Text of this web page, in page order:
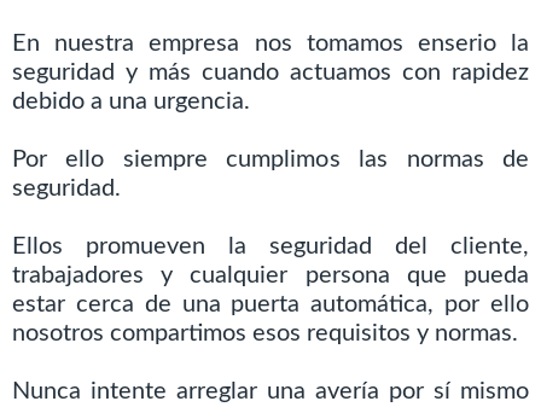
En nuestra empresa nos tomamos enserio la
seguridad y más cuando actuamos con rapidez
debido a una urgencia.
Por ello siempre cumplimos las normas de
seguridad.
Ellos promueven la seguridad del cliente,
trabajadores y cualquier persona que pueda
estar cerca de una puerta automática, por ello
nosotros compartimos esos requisitos y normas.
Nunca intente arreglar una avería por sí mismo